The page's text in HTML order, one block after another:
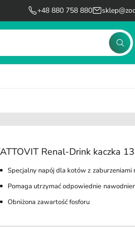
+48 880 758 880
S
z
Renal-Drink kaczka
Specjalny napój dla kotów z zaburzeniami
Pomaga utrzymać odpowiednie
Obniżona zawartość fosforu